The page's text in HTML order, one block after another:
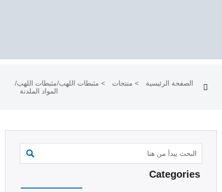

الصفحة الرئيسية > منتجات > مثبطات اللهب/مثبطات اللهب/
المواد الملدنة

Categories